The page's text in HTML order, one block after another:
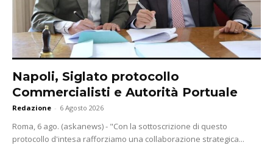
Napoli, Siglato protocollo
Commercialisti e Autorità Portuale
Redazione - 6 Agosto 2026
Roma, 6 ago. (askanews) - "Con la sottoscrizione di questo
protocollo d'intesa rafforziamo una collaborazione strategica...